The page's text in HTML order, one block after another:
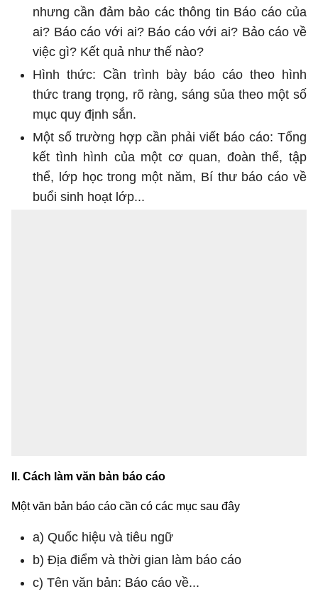
nhưng cần đảm bảo các thông tin Báo cáo của
ai? Báo cáo với ai? Báo cáo với ai? Bảo cáo về
việc gì? Kết quả như thế nào?
Hình thức: Cần trình bày báo cáo theo hình
thức trang trọng, rõ ràng, sáng sủa theo một số
mục quy định sắn.
Một số trường hợp cần phải viết báo cáo: Tổng
kết tình hình của một cơ quan, đoàn thể, tập
thể, lớp học trong một năm, Bí thư báo cáo về
buổi sinh hoạt lớp...
II. Cách làm văn bản báo cáo
Một văn bản báo cáo cần có các mục sau đây
a) Quốc hiệu và tiêu ngữ
b) Địa điểm và thời gian làm báo cáo
c) Tên văn bản: Báo cáo về...